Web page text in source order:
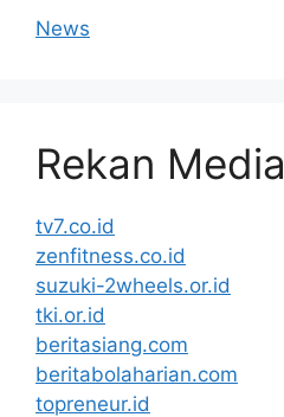
News
Rekan Media
tv7.co.id
zenfitness.co.id
suzuki-2wheels.or.id
tki.or.id
beritasiang.com
beritabolaharian.com
topreneur.id